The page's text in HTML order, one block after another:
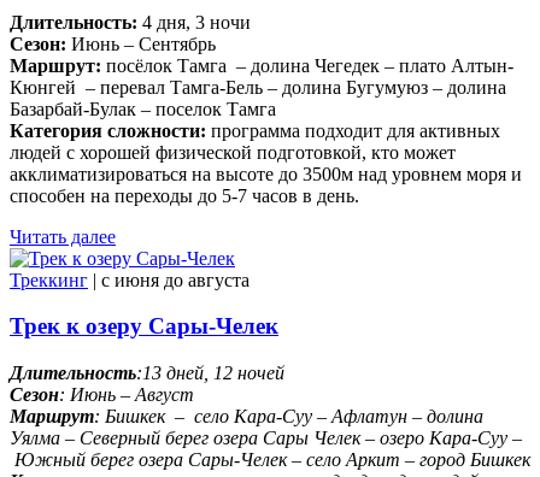
Длительность: 4 дня, 3 ночи
Сезон: Июнь – Сентябрь
Маршрут: посёлок Тамга – долина Чегедек – плато Алтын-
Кюнгей – перевал Тамга-Бель – долина Бугумуюз – долина
Базарбай-Булак – поселок Тамга
Категория сложности: программа подходит для активных
людей с хорошей физической подготовкой, кто может
акклиматизироваться на высоте до 3500м над уровнем моря и
способен на переходы до 5-7 часов в день.
Читать далее
Треккинг | c июня до августа
Трек к озеру Сары-Челек
Длительность:13 дней, 12 ночей
Сезон: Июнь – Август
Маршрут: Бишкек – село Кара-Суу – Афлатун – долина
Уялма – Северный берег озера Сары Челек – озеро Кара-Суу –
Южный берег озера Сары-Челек – село Аркит – город Бишкек